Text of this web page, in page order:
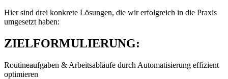
Hier sind drei konkrete Lösungen, die wir erfolgreich in die Praxis
umgesetzt haben:
ZIELFORMULIERUNG:
Routineaufgaben & Arbeitsabläufe durch Automatisierung effizient
optimieren